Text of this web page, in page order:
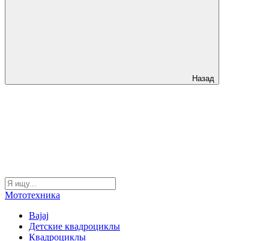
Назад
Мототехника
Bajaj
Детские квадроциклы
Квадроциклы